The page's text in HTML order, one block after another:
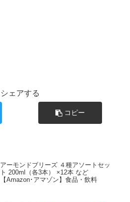
シェアする
コピー
アーモンドブリーズ ４種アソートセッ
ト 200ml（各3本） ×12本 など
【Amazon･アマゾン】食品・飲料